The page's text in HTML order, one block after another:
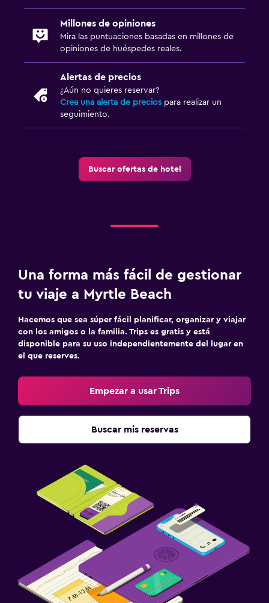
Millones de opiniones
Mira las puntuaciones basadas en millones de
opiniones de huéspedes reales.
Alertas de precios
¿Aún no quieres reservar?
Crea una alerta de precios para realizar un
seguimiento.
Buscar ofertas de hotel
Una forma más fácil de gestionar
tu viaje a Myrtle Beach
Hacemos que sea súper fácil planificar, organizar y viajar
con los amigos o la familia. Trips es gratis y está
disponible para su uso independientemente del lugar en
el que reserves.
Empezar a usar Trips
Buscar mis reservas